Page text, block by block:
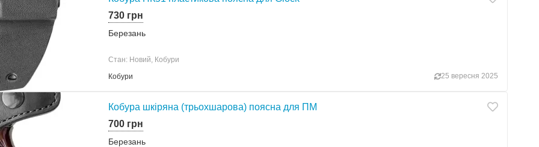
730 грн
Березань
Стан: Новий, Кобури
Кобури
25 вересня 2025
Кобура шкіряна (трьохшарова) поясна для ПМ
700 грн
Березань